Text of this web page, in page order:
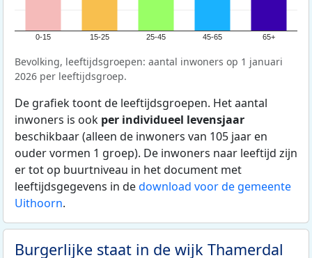
0-15 15-25 25-45 45-65 65+
Bevolking, leeftijdsgroepen: aantal inwoners op 1 januari
2026 per leeftijdsgroep.
De grafiek toont de leeftijdsgroepen. Het aantal
inwoners is ook per individueel levensjaar
beschikbaar (alleen de inwoners van 105 jaar en
ouder vormen 1 groep). De inwoners naar leeftijd zijn
er tot op buurtniveau in het document met
leeftijdsgegevens in dedownload voor de gemeente
Uithoorn.
Burgerlijke staat in de wijk Thamerdal